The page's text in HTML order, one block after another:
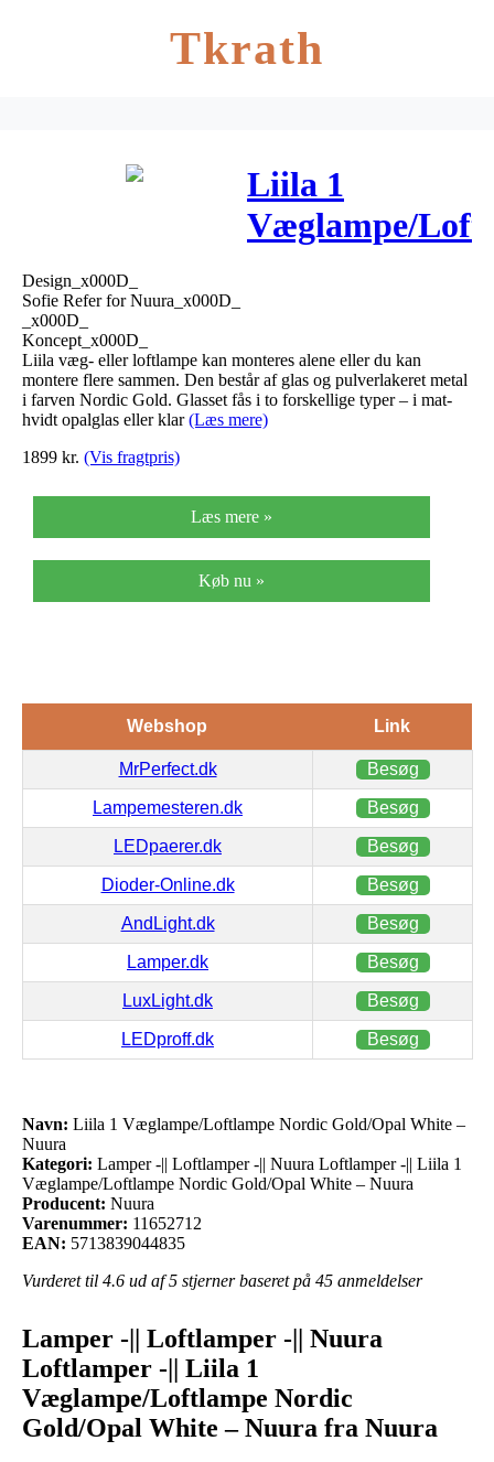
Tkrath
Liila 1
Væglampe/
White –
Nuura
Design_x000D_
Sofie Refer for Nuura_x000D_
_x000D_
Koncept_x000D_
Liila væg- eller loftlampe kan monteres alene eller du kan
montere flere sammen. Den består af glas og pulverlakeret metal
i farven Nordic Gold. Glasset fås i to forskellige typer – i mat-
hvidt opalglas eller klar(Læs mere)
1899 kr. (Vis fragtpris)
Læs mere »
Køb nu »
Webshop Link
MrPerfect.dk Besøg
Lampemesteren.dk Besøg
LEDpaerer.dk Besøg
Dioder-Online.dk Besøg
AndLight.dk Besøg
Lamper.dk Besøg
LuxLight.dk Besøg
LEDproff.dk Besøg
Navn: Liila 1 Væglampe/Loftlampe Nordic Gold/Opal White –
Nuura
Kategori: Lamper -|| Loftlamper -|| Nuura Loftlamper -|| Liila 1
Væglampe/Loftlampe Nordic Gold/Opal White – Nuura
Producent: Nuura
Varenummer: 11652712
EAN: 5713839044835
Vurderet til 4.6 ud af 5 stjerner baseret på 45 anmeldelser
Lamper -|| Loftlamper -|| Nuura
Loftlamper -|| Liila 1
Væglampe/Loftlampe Nordic
Gold/Opal White – Nuura fra Nuura